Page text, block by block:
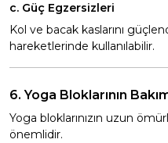
c. Güç Egzersizleri
Kol ve bacak kaslarını
hareketlerinde kullanılabilir.
6. Yoga Bloklarının
Yoga bloklarınızın uzun
önemlidir.